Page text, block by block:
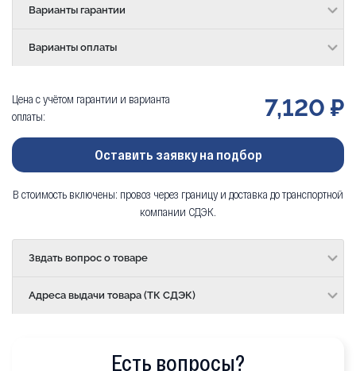
Варианты гарантии
Варианты оплаты
Цена с учётом гарантии и варианта
оплаты:
7,120 ₽
Оставить заявку на подбор
В стоимость включены: провоз через границу и доставка до транспортной
компании СДЭК.
Звдать вопрос о товаре
Адреса выдачи товара (ТК СДЭК)
Есть вопросы?